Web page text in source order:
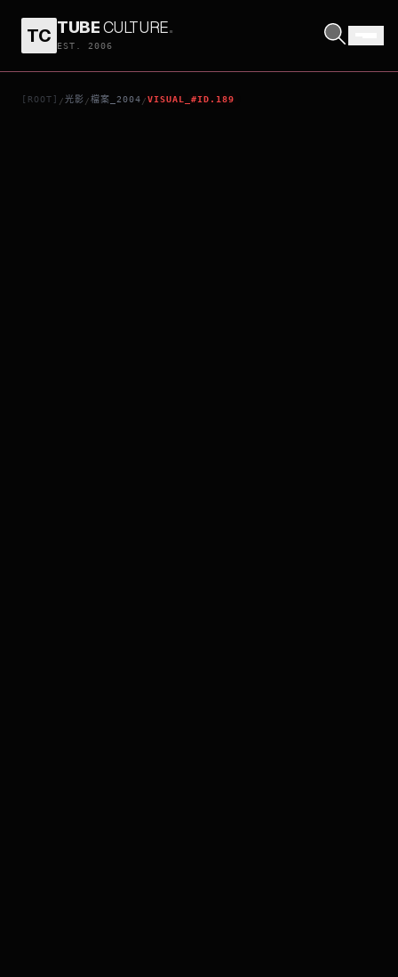
TC TUBECULTURE.
EST. 2006
[ROOT] /光影 /檔案_2004 /VISUAL_#ID.189
2046